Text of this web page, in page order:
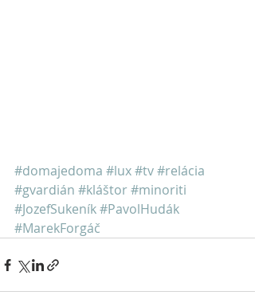
#domajedoma #lux#tv#relácia
#gvardián #kláštor#minoriti
#JozefSukeník#PavolHudák
#MarekForgáč